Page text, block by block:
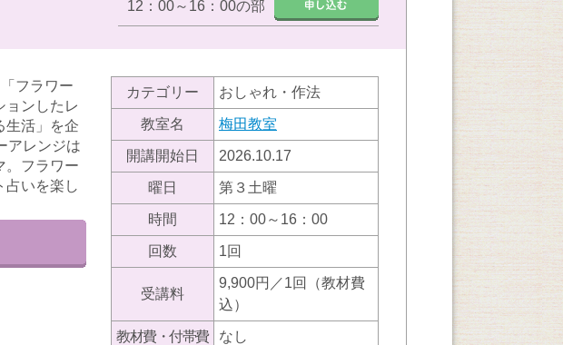
12：00～16：00の部
フラワー
ョンしたレ
生活」を企
アレンジは
。フラワー
占いを楽し
カテゴリー おしゃれ・作法
教室名 梅田教室
開講開始日 2026.10.17
曜日 第３土曜
時間 12：00～16：00
回数 1回
受講料
9,900円／1回（教材費
込）
教材費・付帯費 なし